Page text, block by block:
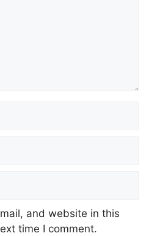
and website in this
time I comment.